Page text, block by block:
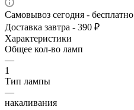
Самовывоз сегодня - бесплатно
Доставка завтра - 390 ₽
Характеристики
Общее кол-во ламп
—
1
Тип лампы
—
накаливания